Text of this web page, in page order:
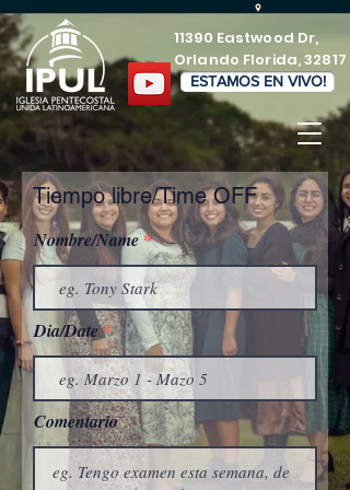
ESTAMOS EN VIVO!
11390 Eastwood Dr,
Orlando Florida, 32817
Tiempo libre/Time OFF
Nombre/Name
Dia/Date
Comentario